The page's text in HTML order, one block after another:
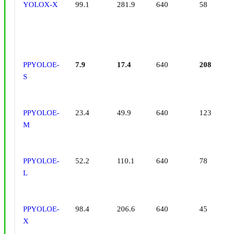
YOLOX-X 99.1 281.9 640 58
PPYOLOE-
S
7.9 17.4 640 208
PPYOLOE-
M
23.4 49.9 640 123
PPYOLOE-
L
52.2 110.1 640 78
PPYOLOE-
X
98.4 206.6 640 45